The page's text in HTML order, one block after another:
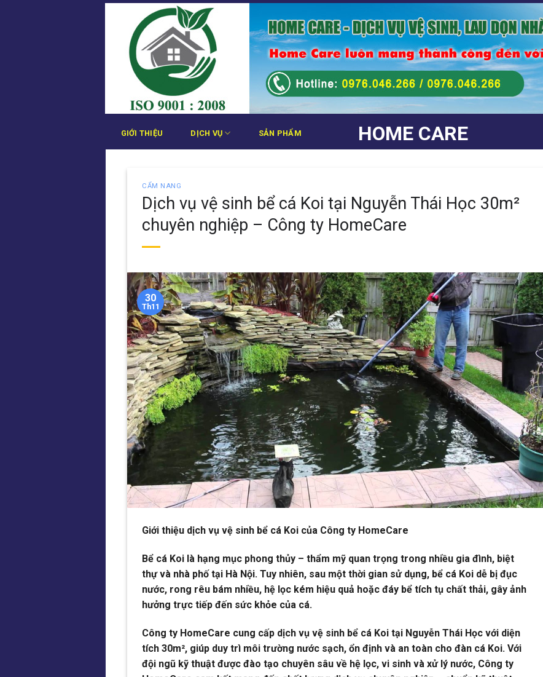
Bỏ
HOME CARE
GIỚI THIỆU DỊCH VỤ SẢN PHẨM
CẨM NANG
Dịch vụ vệ sinh bể cá Koi tại Nguyễn Thái Học 30m²
chuyên nghiệp – Công ty HomeCare
30
Th11
Giới thiệu dịch vụ vệ sinh bể cá Koi của Công ty HomeCare
Bể cá Koi là hạng mục phong thủy – thẩm mỹ quan trọng trong nhiều gia đình, biệt
thự và nhà phố tại Hà Nội. Tuy nhiên, sau một thời gian sử dụng, bể cá Koi dễ bị đục
nước, rong rêu bám nhiều, hệ lọc kém hiệu quả hoặc đáy bể tích tụ chất thải, gây ảnh
hưởng trực tiếp đến sức khỏe của cá.
Công ty HomeCare cung cấp dịch vụ vệ sinh bể cá Koi tại Nguyễn Thái Học với diện
tích 30m², giúp duy trì môi trường nước sạch, ổn định và an toàn cho đàn cá Koi. Với
đội ngũ kỹ thuật được đào tạo chuyên sâu về hệ lọc, vi sinh và xử lý nước, Công ty